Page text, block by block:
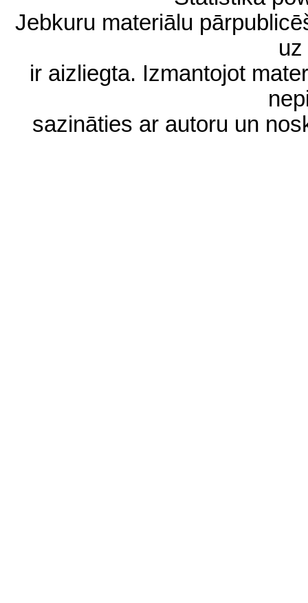
Jebkuru materiālu
ir aizliegta. Izmantojot
sazināties ar autoru un